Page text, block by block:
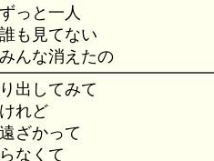
っと一人
も見てない
な消えたの
出してみて
れど
ざかって
なくて